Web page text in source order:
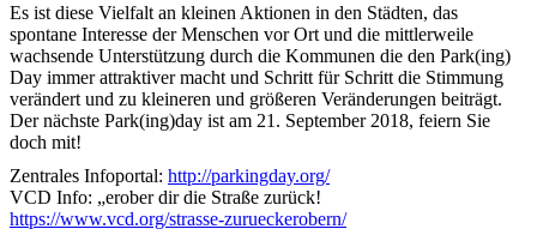
Es ist diese Vielfalt an kleinen Aktionen in den Städten, das
spontane Interesse der Menschen vor Ort und die mittlerweile
wachsende Unterstützung durch die Kommunen die den Park(ing)
Day immer attraktiver macht und Schritt für Schritt die Stimmung
verändert und zu kleineren und größeren Veränderungen beiträgt.
Der nächste Park(ing)day ist am 21. September 2018, feiern Sie
doch mit!
Zentrales Infoportal: http://parkingday.org/
VCD Info: „erober dir die Straße zurück!
https://www.vcd.org/strasse-zurueckerobern/